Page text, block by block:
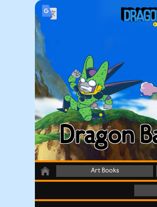
Dragon
Art Books